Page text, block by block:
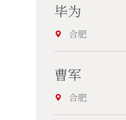
毕为
合肥
曹军
合肥